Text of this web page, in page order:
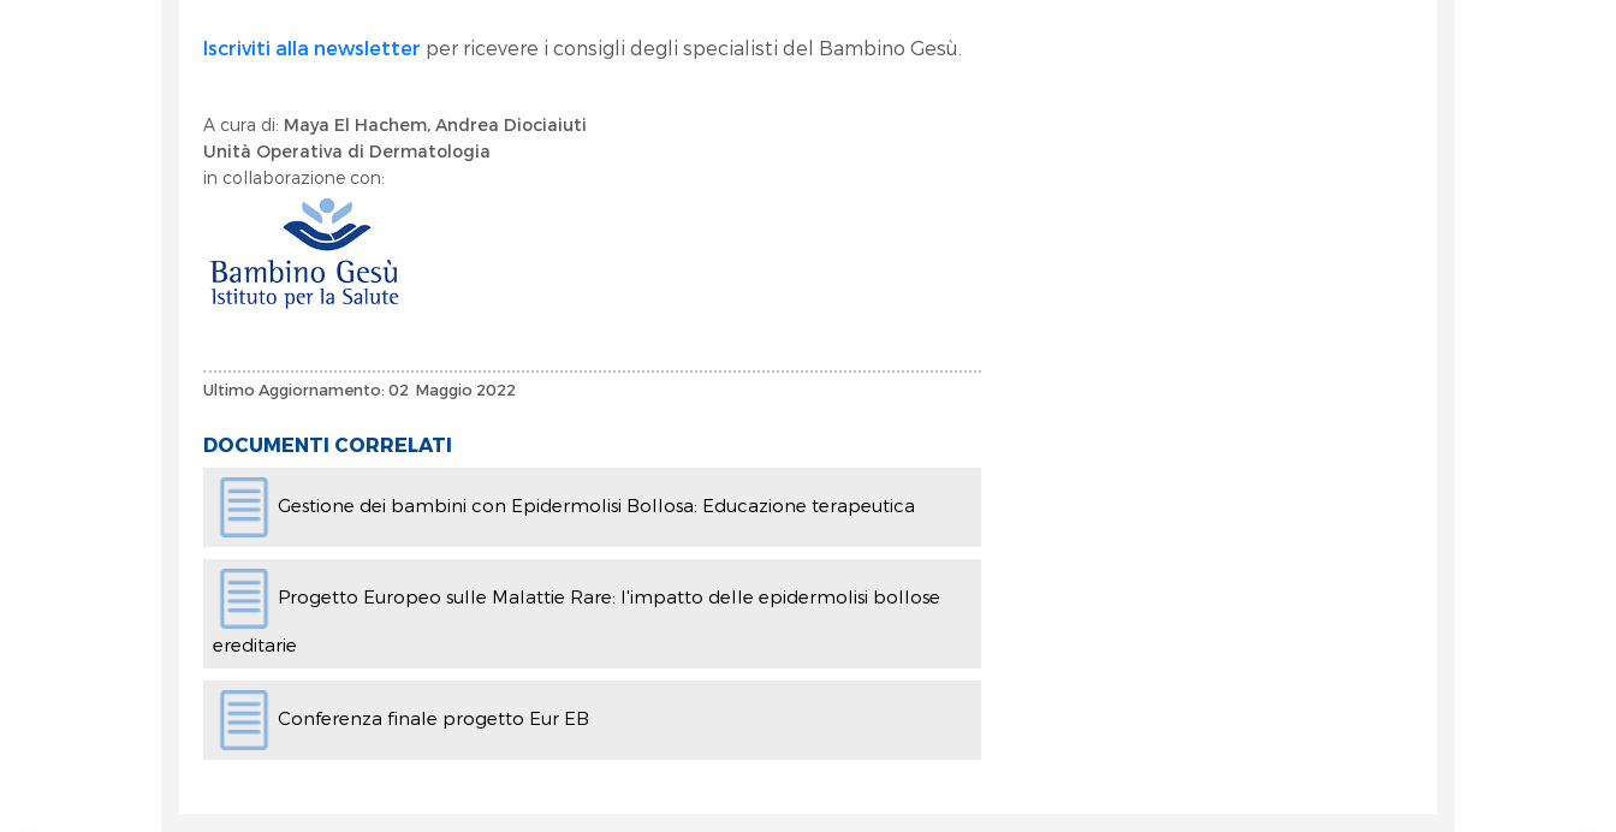
Iscriviti alla newsletter per ricevere i consigli degli specialisti del Bambino Gesù.
A cura di: Maya El Hachem, Andrea Diociaiuti
Unità Operativa di Dermatologia
in collaborazione con:
Ultimo Aggiornamento: 02 Maggio 2022
DOCUMENTI CORRELATI
Gestione dei bambini con Epidermolisi Bollosa: Educazione terapeutica
Progetto Europeo sulle Malattie Rare: l'impatto delle epidermolisi bollose
ereditarie
Conferenza finale progetto Eur EB